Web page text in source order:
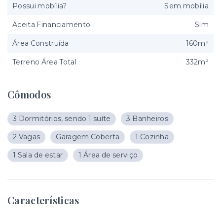
Cômodos
3 Dormitórios, sendo 1 suíte 3 Banheiros
2 Vagas Garagem Coberta 1 Cozinha
1 Sala de estar 1 Área de serviço
Características
Possui mobília? Sem mobília
Aceita Financiamento Sim
Área Construída 160m²
Terreno Área Total 332m²